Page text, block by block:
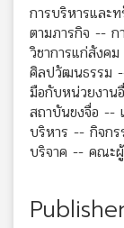
การบริหารและ
ตามภารกิจ -- ก
วิชาการแก่สังค
ศิลปวัฒนธรรม
มือกับหน่วยงา
สถาบันขงจื่อ --
บริหาร -- กิจกร
บริจาค -- คณะ